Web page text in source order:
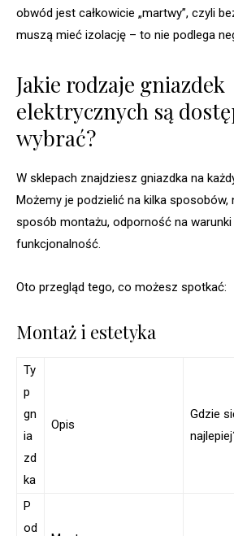
obwód jest całkowicie „martwy”, czyli
muszą mieć izolację – to nie podlega
Jakie rodzaje gniazdek
elektrycznych są
wybrać?
W sklepach znajdziesz gniazdka na
Możemy je podzielić na kilka sposobów,
sposób montażu, odporność na
funkcjonalność.
Oto przegląd tego, co możesz spotkać:
Montaż i estetyka
Ty
p
gn
ia
zd
ka
Opis
Gdzie
P
od